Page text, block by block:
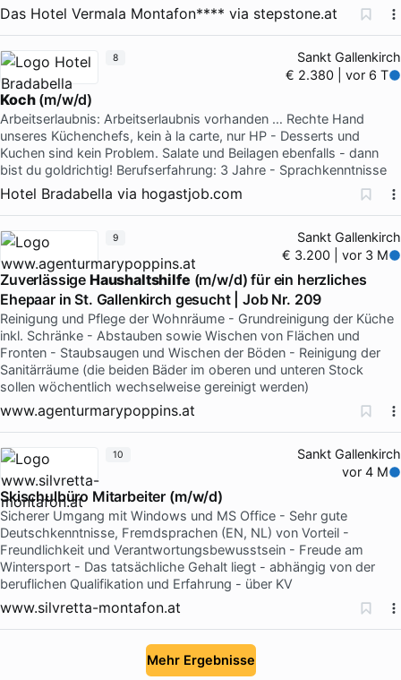
Das Hotel Vermala Montafon**** via stepstone.at
Sankt Gallenkirch
€ 2.380 | vor 6 T
Koch(m/w/d)
Arbeitserlaubnis: Arbeitserlaubnis vorhanden … Rechte Hand
unseres Küchenchefs, kein à la carte, nur HP - Desserts und
Kuchen sind kein Problem. Salate und Beilagen ebenfalls - dann
bist du goldrichtig! Berufserfahrung: 3 Jahre - Sprachkenntnisse
Hotel Bradabella via hogastjob.com
8
Sankt Gallenkirch
€ 3.200 | vor 3 M
Zuverlässige Haushaltshilfe (m/w/d) für ein herzliches
Ehepaar in St. Gallenkirch gesucht | Job Nr. 209
Reinigung und Pflege der Wohnräume - Grundreinigung der Küche
inkl. Schränke - Abstauben sowie Wischen von Flächen und
Fronten - Staubsaugen und Wischen der Böden - Reinigung der
Sanitärräume (die beiden Bäder im oberen und unteren Stock
sollen wöchentlich wechselweise gereinigt werden)
www.agenturmarypoppins.at
9
Sankt Gallenkirch
vor 4 M
Skischulbüro Mitarbeiter (m/w/d)
Sicherer Umgang mit Windows und MS Office - Sehr gute
Deutschkenntnisse, Fremdsprachen (EN, NL) von Vorteil -
Freundlichkeit und Verantwortungsbewusstsein - Freude am
Wintersport - Das tatsächliche Gehalt liegt - abhängig von der
beruflichen Qualifikation und Erfahrung - über KV
www.silvretta-montafon.at
10
Mehr Ergebnisse